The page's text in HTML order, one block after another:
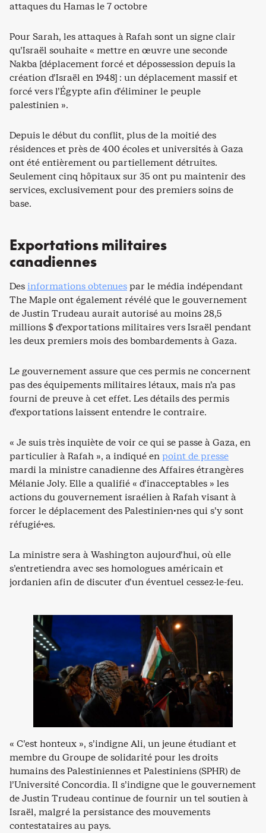
attaques du Hamas le 7 octobre
Pour Sarah, les attaques à Rafah sont un signe clair
qu’Israël souhaite « mettre en œuvre une seconde
Nakba [déplacement forcé et dépossession depuis la
création d’Israël en 1948] : un déplacement massif et
forcé vers l’Égypte afin d’éliminer le peuple
palestinien ».
Depuis le début du conflit, plus de la moitié des
résidences et près de 400 écoles et universités à Gaza
ont été entièrement ou partiellement détruites.
Seulement cinq hôpitaux sur 35 ont pu maintenir des
services, exclusivement pour des premiers soins de
base.
Exportations militaires
canadiennes
Desinformations obtenuespar le média indépendant
The Maple ont également révélé que le gouvernement
de Justin Trudeau aurait autorisé au moins 28,5
millions $ d’exportations militaires vers Israël pendant
les deux premiers mois des bombardements à Gaza.
Le gouvernement assure que ces permis ne concernent
pas des équipements militaires létaux, mais n’a pas
fourni de preuve à cet effet. Les détails des permis
d’exportations laissent entendre le contraire.
« Je suis très inquiète de voir ce qui se passe à Gaza, en
particulier à Rafah », a indiqué enpoint de presse
mardi la ministre canadienne des Affaires étrangères
Mélanie Joly. Elle a qualifié « d’inacceptables » les
actions du gouvernement israélien à Rafah visant à
forcer le déplacement des Palestinien·nes qui s’y sont
réfugié·es.
La ministre sera à Washington aujourd’hui, où elle
s’entretiendra avec ses homologues américain et
jordanien afin de discuter d’un éventuel cessez-le-feu.
« C’est honteux », s’indigne Ali, un jeune étudiant et
membre du Groupe de solidarité pour les droits
humains des Palestiniennes et Palestiniens (SPHR) de
l’Université Concordia. Il s’indigne que le gouvernement
de Justin Trudeau continue de fournir un tel soutien à
Israël, malgré la persistance des mouvements
contestataires au pays.